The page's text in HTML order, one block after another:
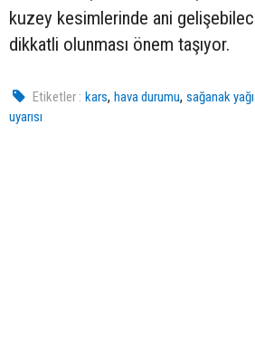
kuzey kesimlerinde ani
dikkatli olunması önem taşıyor.
Etiketler : kars,hava durumu,sağanak
uyarısı